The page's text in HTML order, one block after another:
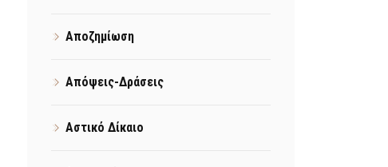
Αποζημίωση
Απόψεις-Δράσεις
Αστικό Δίκαιο